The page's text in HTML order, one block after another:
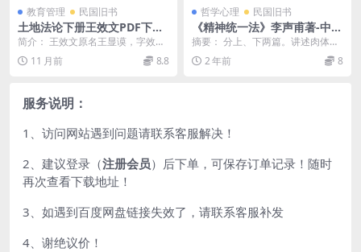
教育管理 民国旧书
土地法论下册王效文PDF下载,
民国土地法研究
简介： 王效文原名王显谟，字效
文，浙江黄岩人。早年就读于北京
大学法科经济系，师从...
11 月前 8.8
哲学心理 民国旧书
《精神统一法》李声甫著-中国
心灵研究会-1929-pdf古籍下
摘要： 分上、下两篇。讲述肉体、
意念与精神的统一，用以治病。精
神统一法pdf下载...
2 年前 8
服务说明：
1、访问网站遇到问题请联系客服解决！
2、建议登录（注册会员）后下单，可保存订单记录！随时
再次查看下载地址！
3、如遇到百度网盘链接失效了，请联系客服补发
4、谢绝议价！